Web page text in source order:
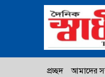
প্রচ্ছদ আমাদের